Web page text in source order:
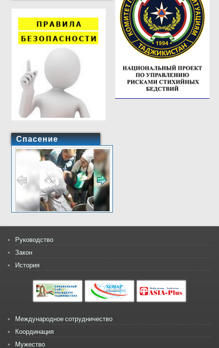
Спасение
Руководство
Закон
История
Международное сотрудничество
Координация
Мужество